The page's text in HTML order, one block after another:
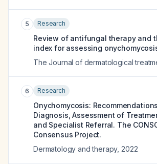
5 Research
Review of antifungal therapy and
index for assessing
The Journal of dermatological
6 Research
Onychomycosis:
Diagnosis, Assessment of
and Specialist Referral. The
Consensus Project.
Dermatology and therapy, 2022